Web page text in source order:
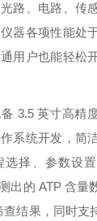
路、电路、传
器各项性能处
用户也能轻松
备 3.5 英寸高精
系统开发，简
选择、参数设
出的 ATP 含量
结果，同时支